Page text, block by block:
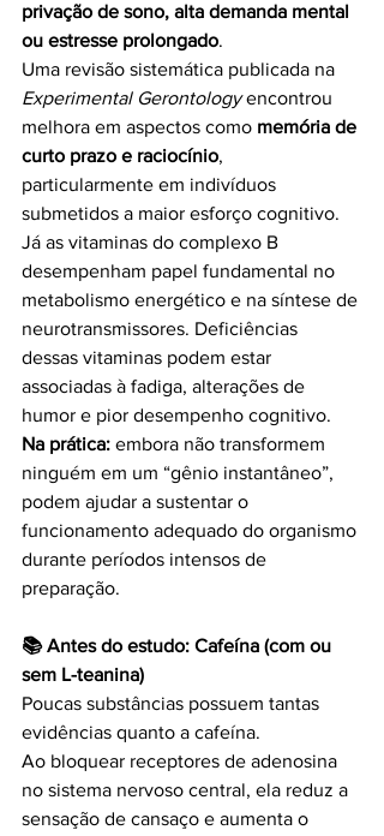
privação de sono, alta demanda mental
ou estresse prolongado.
Uma revisão sistemática publicada na
Experimental Gerontology encontrou
melhora em aspectos como memória de
curto prazo e raciocínio,
particularmente em indivíduos
submetidos a maior esforço cognitivo.
Já as vitaminas do complexo B
desempenham papel fundamental no
metabolismo energético e na síntese de
neurotransmissores. Deficiências
dessas vitaminas podem estar
associadas à fadiga, alterações de
humor e pior desempenho cognitivo.
Na prática: embora não transformem
ninguém em um “gênio instantâneo”,
podem ajudar a sustentar o
funcionamento adequado do organismo
durante períodos intensos de
preparação.
📚 Antes do estudo: Cafeína (com ou
sem L-teanina)
Poucas substâncias possuem tantas
evidências quanto a cafeína.
Ao bloquear receptores de adenosina
no sistema nervoso central, ela reduz a
sensação de cansaço e aumenta o